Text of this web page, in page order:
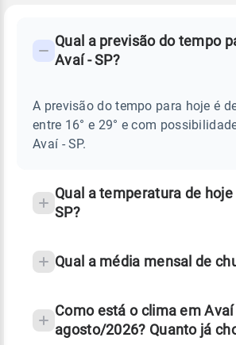
PREVISÃO
TEMPO
Perguntas
sobre
chuva
Qual a previsão do tempo
Avaí - SP?
A previsão do tempo para hoje é
entre 16° e 29° e com
Avaí - SP.
Qual a temperatura de
SP?
Qual a média mensal de
Como está o clima em Avaí
agosto/2026? Quanto já